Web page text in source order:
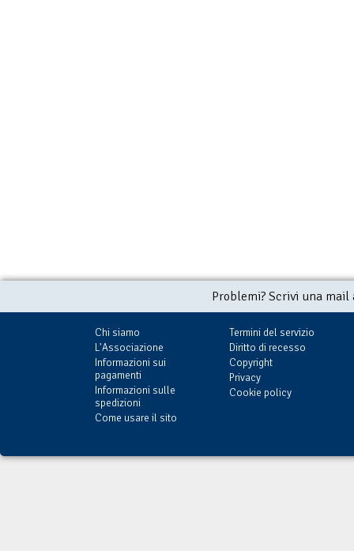
Problemi? Scrivi una
Chi siamo
L'Associazione
Informazioni sui
pagamenti
Informazioni sulle
spedizioni
Come usare il sito
Termini del servizio
Diritto di recesso
Copyright
Privacy
Cookie policy